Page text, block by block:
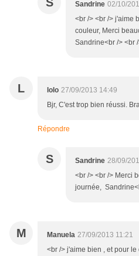
Sandrine 02/10/
<br /> <br /> j'aime
couleur, Merci
Sandrine<br /> <br
L lolo 27/09/2013 14:49
Bjr, C'est trop bien réussi.
Répondre
S Sandrine 28/09/
<br /> <br /> Merci
journée,
M Manuela 27/09/2013 11:21
<br /> j'aime bien , et pour